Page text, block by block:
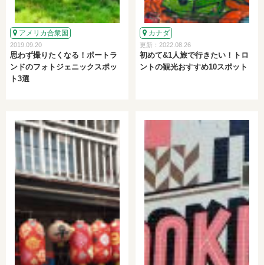
アメリカ合衆国
2019.09.20
思わず撮りたくなる！ポートラ
ンドのフォトジェニックスポッ
ト3選
カナダ
更新：2022.08.26
初めて&1人旅で行きたい！トロ
ントの観光おすすめ10スポット